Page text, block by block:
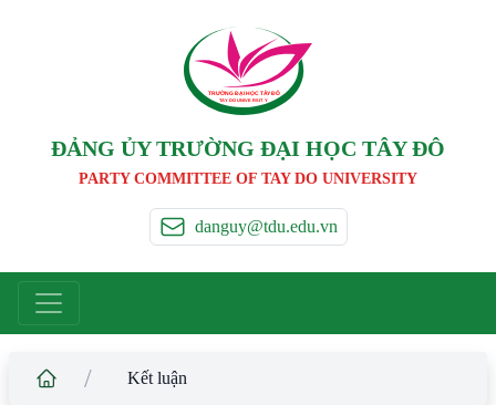
TRƯỜNG ĐẠI HỌC TÂY ĐÔ
TAY DO UNIVERSIT Y
ĐẢNG ỦY TRƯỜNG ĐẠI HỌC TÂY ĐÔ
PARTY COMMITTEE OF TAY DO UNIVERSITY
danguy@tdu.edu.vn
/ Kết luận